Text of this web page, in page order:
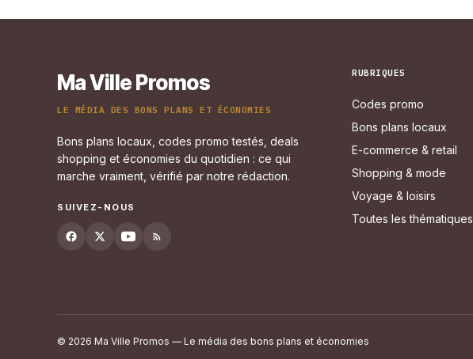
Ma Ville Promos
LE MÉDIA DES BONS PLANS ET ÉCONOMIES
Bons plans locaux, codes promo testés, deals
shopping et économies du quotidien : ce qui
marche vraiment, vérifié par notre rédaction.
SUIVEZ-NOUS
RUBRIQUES
Codes promo
Bons plans locaux
E-commerce & retail
Shopping & mode
Voyage & loisirs
Toutes les thématiques
© 2026 Ma Ville Promos — Le média des bons plans et économies